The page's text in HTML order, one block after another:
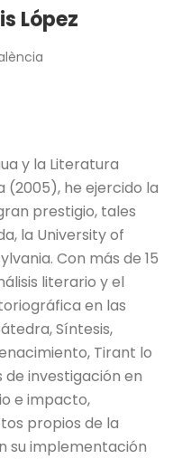
López
y la Literatura
(2005), he ejercido la
prestigio, tales
la University of
Con más de 15
literario y el
en las
Síntesis,
Tirant lo
investigación en
e impacto,
propios de la
su implementación